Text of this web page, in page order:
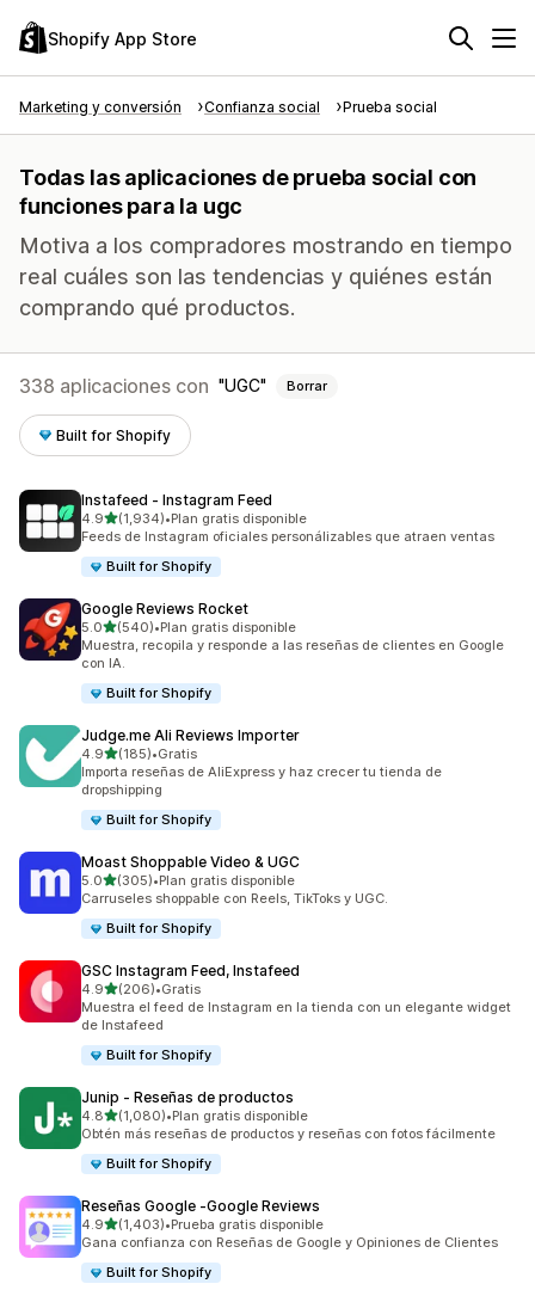
Shopify App Store
Marketing y conversión Confianza social Prueba social
Todas las aplicaciones de prueba social con
funciones para la ugc
Motiva a los compradores mostrando en tiempo
real cuáles son las tendencias y quiénes están
comprando qué productos.
338 aplicaciones con UGC Borrar
Built for Shopify
Instafeed ‑ Instagram Feed
4.9de 5 estrellas
(1,934)
1934 reseñas en total
•Plan gratis disponible
Feeds de Instagram oficiales personálizables que atraen ventas
Built for Shopify
Google Reviews Rocket
5.0de 5 estrellas
(540)
540 reseñas en total
•Plan gratis disponible
Muestra, recopila y responde a las reseñas de clientes en Google
con IA.
Built for Shopify
Judge.me Ali Reviews Importer
4.9de 5 estrellas
(185)
185 reseñas en total
•Gratis
Importa reseñas de AliExpress y haz crecer tu tienda de
dropshipping
Built for Shopify
Moast Shoppable Video & UGC
5.0de 5 estrellas
(305)
305 reseñas en total
•Plan gratis disponible
Carruseles shoppable con Reels, TikToks y UGC.
Built for Shopify
GSC Instagram Feed, Instafeed
4.9de 5 estrellas
(206)
206 reseñas en total
•Gratis
Muestra el feed de Instagram en la tienda con un elegante widget
de Instafeed
Built for Shopify
Junip ‑ Reseñas de productos
4.8de 5 estrellas
(1,080)
1080 reseñas en total
•Plan gratis disponible
Obtén más reseñas de productos y reseñas con fotos fácilmente
Built for Shopify
Reseñas Google ‑Google Reviews
4.9de 5 estrellas
(1,403)
1403 reseñas en total
•Prueba gratis disponible
Gana confianza con Reseñas de Google y Opiniones de Clientes
Built for Shopify